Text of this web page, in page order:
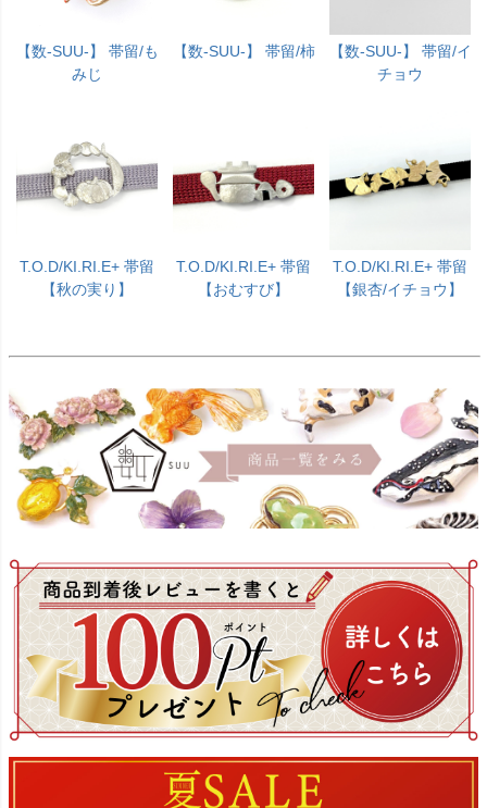
【数-SUU-】 帯留/も
みじ
【数-SUU-】 帯留/柿
【数-SUU-】 帯留/イ
チョウ
T.O.D/KI.RI.E+ 帯留
【秋の実り】
T.O.D/KI.RI.E+ 帯留
【おむすび】
T.O.D/KI.RI.E+ 帯留
【銀杏/イチョウ】